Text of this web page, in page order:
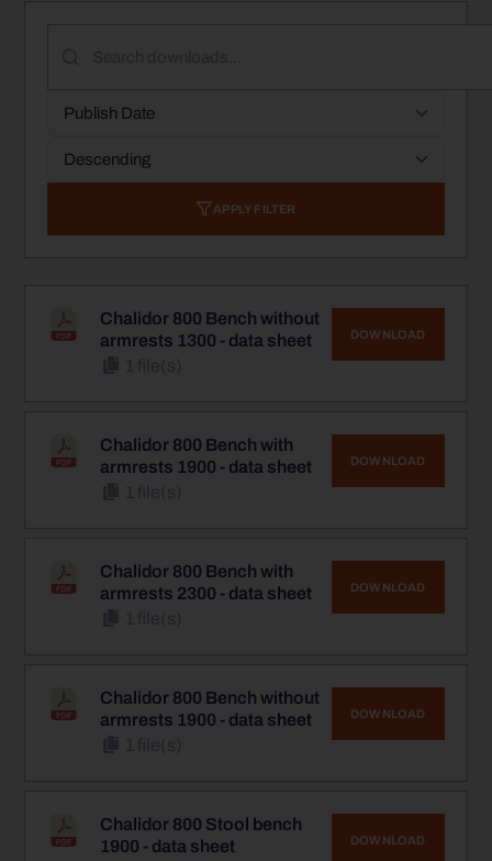
APPLY FILTER
Chalidor 800 Bench without
armrests 1300 - data sheet
DOWNLOAD
Chalidor 800 Bench with
armrests 1900 - data sheet
DOWNLOAD
Chalidor 800 Bench with
armrests 2300 - data sheet
DOWNLOAD
Chalidor 800 Bench without
armrests 1900 - data sheet
DOWNLOAD
Chalidor 800 Stool bench
1900 - data sheet
DOWNLOAD